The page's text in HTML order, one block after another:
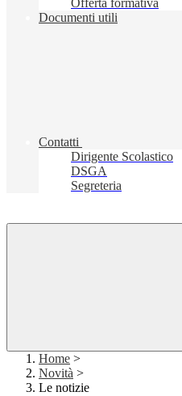
Offerta formativa
Documenti utili
Contatti
Dirigente Scolastico
DSGA
Segreteria
Home >
Novità >
Le notizie